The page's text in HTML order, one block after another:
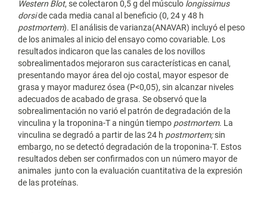
Western Blot, se colectaron 0,5 g del músculo longissimus
dorside cada media canal al beneficio (0, 24 y 48 h
postmortem). El análisis de varianza(ANAVAR) incluyó el peso
de los animales al inicio del ensayo como covariable. Los
resultados indicaron que las canales de los novillos
sobrealimentados mejoraron sus características en canal,
presentando mayor área del ojo costal, mayor espesor de
grasa y mayor madurez ósea (P<0,05), sin alcanzar niveles
adecuados de acabado de grasa. Se observó que la
sobrealimentación no varió el patrón de degradación de la
vinculina y la troponina-T a ningún tiempo postmortem. La
vinculina se degradó a partir de las 24 h postmortem;sin
embargo, no se detectó degradación de la troponina-T. Estos
resultados deben ser confirmados con un número mayor de
animales junto con la evaluación cuantitativa de la expresión
de las proteínas.